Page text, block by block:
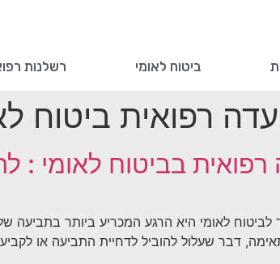
ביטוח לאומי רשלנות
רפואית ביטוח
בביטוח לאומי :
לאומי היא הרגע המכריע ביותר בתביעה
דבר שעלול להוביל לדחיית התביעה או